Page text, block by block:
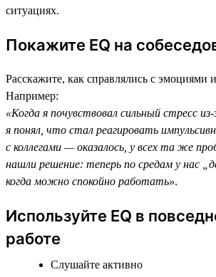
ситуациях.
Покажите EQ на
Расскажите, как справлялись с эмоциями
Например:
«Когда я почувствовал сильный стресс из-
я понял, что стал реагировать
с коллегами — оказалось, у всех та же
нашли решение: теперь по средам у нас
когда можно спокойно работать».
Используйте EQ в
работе
Слушайте активно